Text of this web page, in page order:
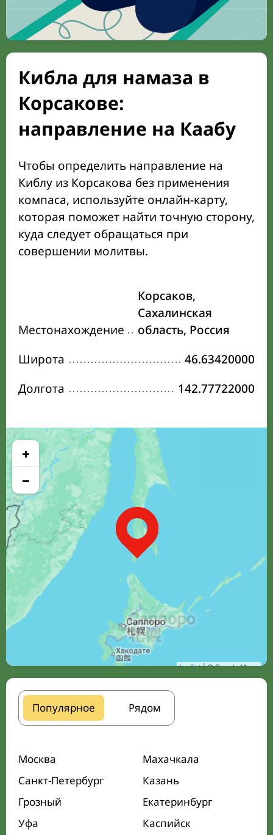
Кибла для намаза в
Корсакове:
направление на Каабу
Чтобы определить направление на
Киблу из Корсакова без применения
компаса, используйте онлайн-карту,
которая поможет найти точную сторону,
куда следует обращаться при
совершении молитвы.
Местонахождение
Корсаков,
Сахалинская
область, Россия
Широта
46.63420000
Долгота
142.77722000
+
−
Leaflet| © Google Maps
Популярное Рядом
Москва
Махачкала
Санкт-Петербург
Казань
Грозный
Екатеринбург
Уфа
Каспийск